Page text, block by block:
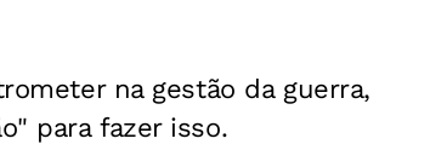
na gestão da guerra,
para fazer isso.